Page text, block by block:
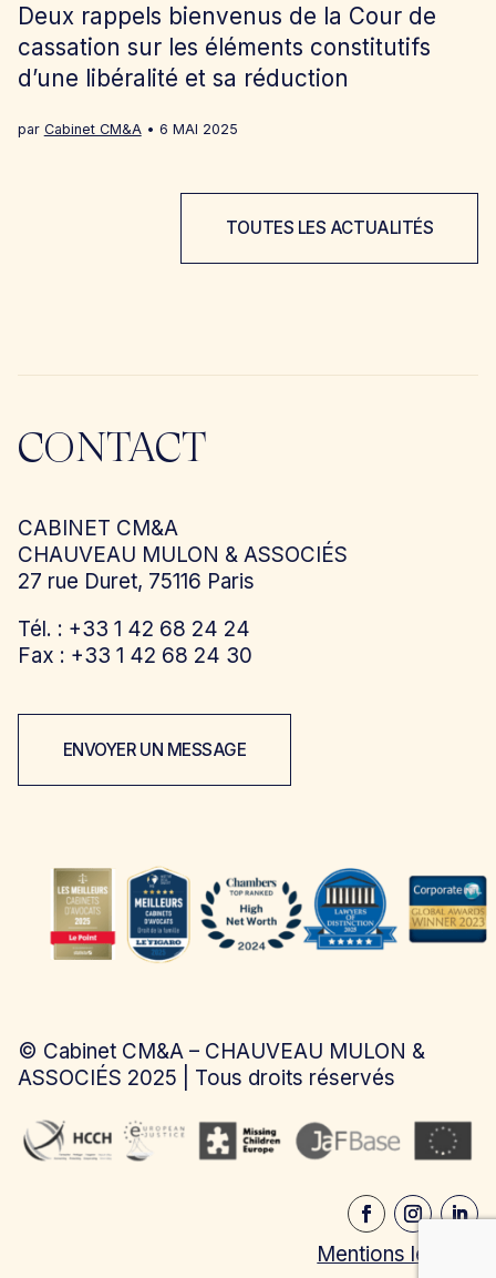
Deux rappels bienvenus de la Cour de
cassation sur les éléments constitutifs
d’une libéralité et sa réduction
par Cabinet CM&A 6 MAI 2025
TOUTES LES ACTUALITÉS
CONTACT
CABINET CM&A
CHAUVEAU MULON & ASSOCIÉS
27 rue Duret, 75116 Paris
Tél. : +33 1 42 68 24 24
Fax : +33 1 42 68 24 30
ENVOYER UN MESSAGE
© Cabinet CM&A – CHAUVEAU MULON &
ASSOCIÉS 2025 | Tous droits réservés
Mentions légales